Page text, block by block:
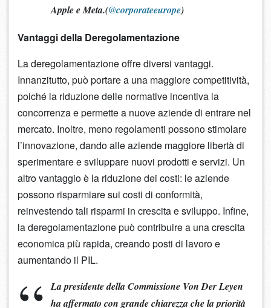
Apple e Meta.(@corporateeurope)
Vantaggi della Deregolamentazione
La deregolamentazione offre diversi vantaggi.
Innanzitutto, può portare a una maggiore competitività,
poiché la riduzione delle normative incentiva la
concorrenza e permette a nuove aziende di entrare nel
mercato. Inoltre, meno regolamenti possono stimolare
l’innovazione, dando alle aziende maggiore libertà di
sperimentare e sviluppare nuovi prodotti e servizi. Un
altro vantaggio è la riduzione dei costi: le aziende
possono risparmiare sui costi di conformità,
reinvestendo tali risparmi in crescita e sviluppo. Infine,
la deregolamentazione può contribuire a una crescita
economica più rapida, creando posti di lavoro e
aumentando il PIL.
La presidente della Commissione Von Der Leyen
ha affermato con grande chiarezza che la priorità